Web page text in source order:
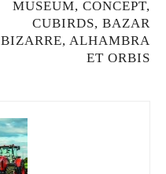
MUSEUM, CONCEPT,
CUBIRDS, BAZAR
BIZARRE, ALHAMBRA
ET ORBIS